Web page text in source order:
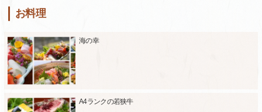
お料理
海の幸
A4ランクの若狭牛